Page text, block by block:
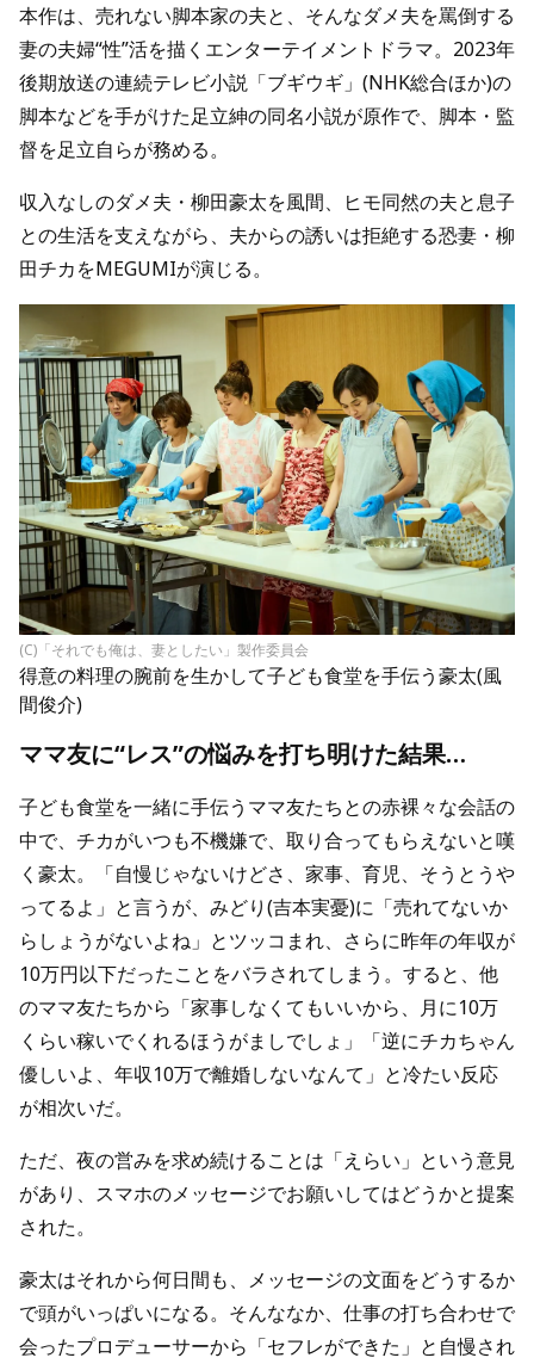
本作は、売れない脚本家の夫と、そんなダメ夫を罵倒する
妻の夫婦“性”活を描くエンターテイメントドラマ。2023年
後期放送の連続テレビ小説「ブギウギ」(NHK総合ほか)の
脚本などを手がけた足立紳の同名小説が原作で、脚本・監
督を足立自らが務める。
収入なしのダメ夫・柳田豪太を風間、ヒモ同然の夫と息子
との生活を支えながら、夫からの誘いは拒絶する恐妻・柳
田チカをMEGUMIが演じる。
(C)「それでも俺は、妻としたい」製作委員会
得意の料理の腕前を生かして子ども食堂を手伝う豪太(風
間俊介)
ママ友に“レス”の悩みを打ち明けた結果…
子ども食堂を一緒に手伝うママ友たちとの赤裸々な会話の
中で、チカがいつも不機嫌で、取り合ってもらえないと嘆
く豪太。「自慢じゃないけどさ、家事、育児、そうとうや
ってるよ」と言うが、みどり(吉本実憂)に「売れてないか
らしょうがないよね」とツッコまれ、さらに昨年の年収が
10万円以下だったことをバラされてしまう。すると、他
のママ友たちから「家事しなくてもいいから、月に10万
くらい稼いでくれるほうがましでしょ」「逆にチカちゃん
優しいよ、年収10万で離婚しないなんて」と冷たい反応
が相次いだ。
ただ、夜の営みを求め続けることは「えらい」という意見
があり、スマホのメッセージでお願いしてはどうかと提案
された。
豪太はそれから何日間も、メッセージの文面をどうするか
で頭がいっぱいになる。そんななか、仕事の打ち合わせで
会ったプロデューサーから「セフレができた」と自慢され